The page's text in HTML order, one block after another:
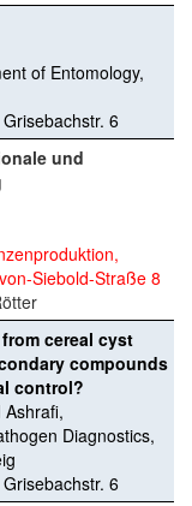
of Entomology,
6
und
Siebold-Straße 8
cereal cyst
compounds
control?
Ashrafi,
Diagnostics,
6